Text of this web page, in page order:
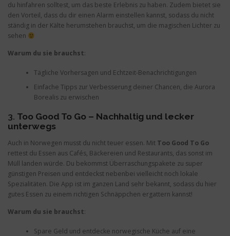
du hinfahren solltest, um das beste Erlebnis zu haben. Zudem bietet sie
den Vorteil, dass du dir einen Alarm einstellen kannst, sodass du nicht
ständig in der Kälte herumstehen brauchst, um die magischen Lichter zu
sehen
Warum du sie brauchst:
Tägliche Vorhersagen und Echtzeit-Benachrichtigungen
Einfache Tipps zur Verbesserung deiner Chancen, die Aurora
Borealis zu erwischen
3. Too Good To Go – Nachhaltig und lecker
unterwegs
Auch in Norwegen musst du nicht teuer essen. Mit Too Good To Go
rettest du Essen aus Cafés, Bäckereien und Restaurants, das sonst im
Müll landen würde. Du bekommst Überraschungspakete zu super
günstigen Preisen und entdeckst nebenbei vielleicht noch lokale
Spezialitäten. Die App ist im ganzen Land sehr bekannt, sodass du hier
gutes Essen zu einem richtigen Schnäppchen ergattern kannst!
Warum du sie brauchst:
Spare Geld und entdecke norwegische Küche auf eine